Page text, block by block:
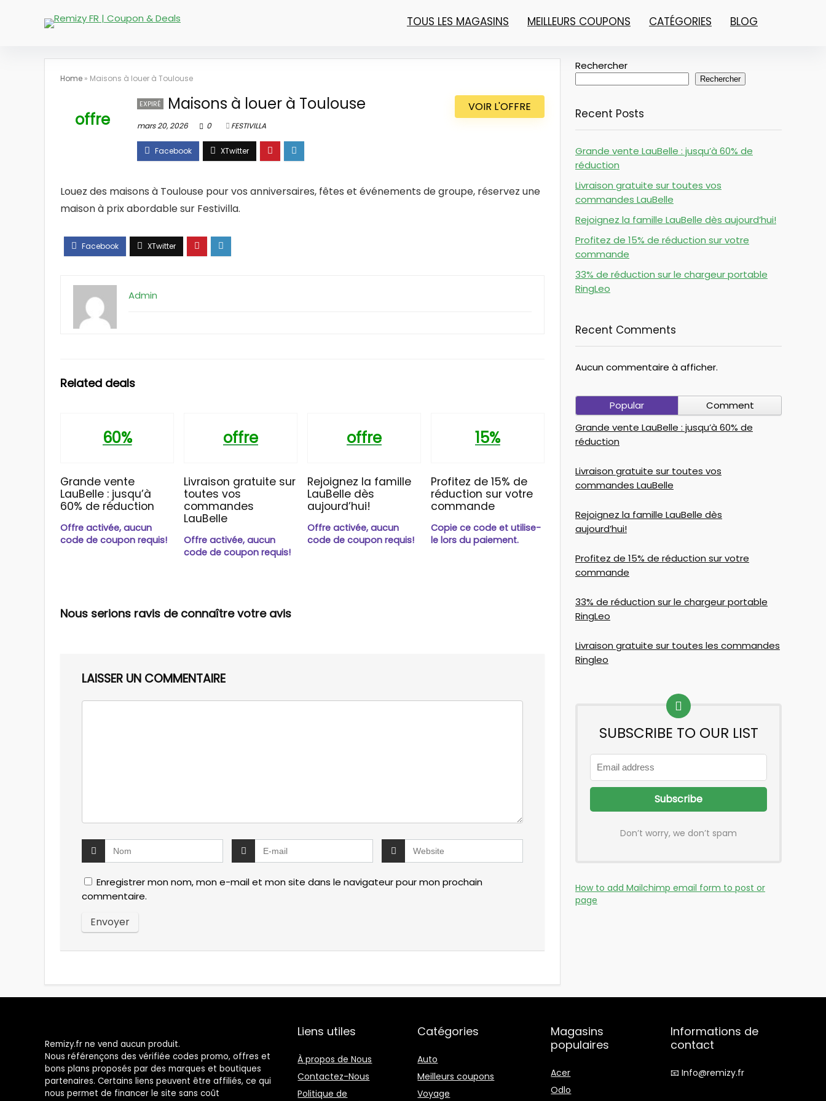
TOUS LES MAGASINS MEILLEURS COUPONS CATÉGORIES BLOG
Home » Maisons à louer à Toulouse
offre
EXPIRÉ Maisons à louer à Toulouse
mars 20, 2026 0 FESTIVILLA
VOIR L'OFFRE
Louez des maisons à Toulouse pour vos anniversaires, fêtes et événements de groupe, réservez une
maison à prix abordable sur Festivilla.
Admin
Related deals
60%
Grande vente
LauBelle : jusqu’à
60% de réduction
Offre activée, aucun
code de coupon requis!
offre
Livraison gratuite sur
toutes vos
commandes
LauBelle
Offre activée, aucun
code de coupon requis!
offre
Rejoignez la famille
LauBelle dès
aujourd’hui!
Offre activée, aucun
code de coupon requis!
15%
Profitez de 15% de
réduction sur votre
commande
Copie ce code et utilise-
le lors du paiement.
Nous serions ravis de connaître votre avis
LAISSER UN COMMENTAIRE
Enregistrer mon nom, mon e-mail et mon site dans le navigateur pour mon prochain
commentaire.
Rechercher
Rechercher
Recent Posts
Grande vente LauBelle : jusqu’à 60% de
réduction
Livraison gratuite sur toutes vos
commandes LauBelle
Rejoignez la famille LauBelle dès aujourd’hui!
Profitez de 15% de réduction sur votre
commande
33% de réduction sur le chargeur portable
RingLeo
Recent Comments
Aucun commentaire à afficher.
Popular
Comment
Grande vente LauBelle : jusqu’à 60% de
réduction
Livraison gratuite sur toutes vos
commandes LauBelle
Rejoignez la famille LauBelle dès
aujourd’hui!
Profitez de 15% de réduction sur votre
commande
33% de réduction sur le chargeur portable
RingLeo
Livraison gratuite sur toutes les commandes
Ringleo
SUBSCRIBE TO OUR LIST
Don’t worry, we don’t spam
How to add Mailchimp email form to post or
page
Remizy.fr ne vend aucun produit.
Nous référençons des vérifiée codes promo, offres et
bons plans proposés par des marques et boutiques
partenaires. Certains liens peuvent être affiliés, ce qui
nous permet de financer le site sans coût
Liens utiles
À propos de Nous
Contactez-Nous
Politique de
Catégories
Auto
Meilleurs coupons
Voyage
Magasins
populaires
Acer
Odlo
Informations de
contact
📧 Info@remizy.fr